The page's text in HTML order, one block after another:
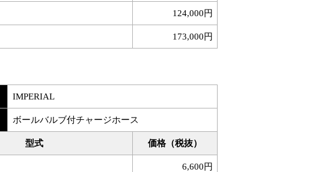
124,000円
173,000円
IMPERIAL
ボールバルブ付チャージホース
型式 価格（税抜）
6,600円